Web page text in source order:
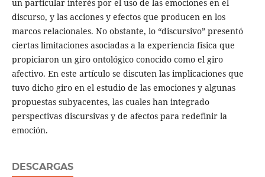
un particular interés por el uso de las emociones en el
discurso, y las acciones y efectos que producen en los
marcos relacionales. No obstante, lo “discursivo” presentó
ciertas limitaciones asociadas a la experiencia física que
propiciaron un giro ontológico conocido como el giro
afectivo. En este artículo se discuten las implicaciones que
tuvo dicho giro en el estudio de las emociones y algunas
propuestas subyacentes, las cuales han integrado
perspectivas discursivas y de afectos para redefinir la
emoción.
DESCARGAS